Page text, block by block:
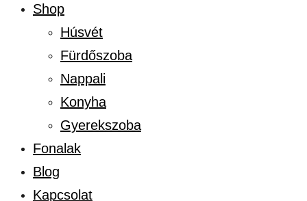
Shop
Húsvét
Fürdőszoba
Nappali
Konyha
Gyerekszoba
Fonalak
Blog
Kapcsolat